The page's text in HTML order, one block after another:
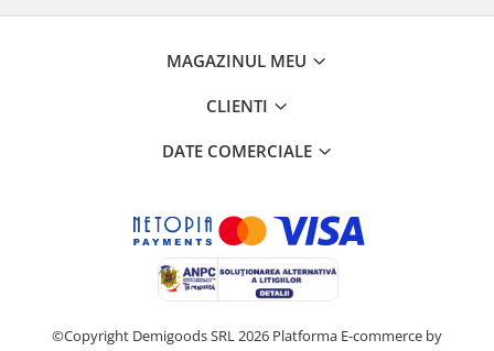
MAGAZINUL MEU
CLIENTI
DATE COMERCIALE
©Copyright Demigoods SRL 2026 Platforma E-commerce by